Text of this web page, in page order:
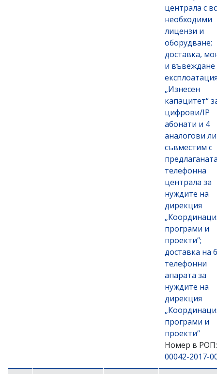
централа с
необходими
лицензи и
оборудване;
доставка,
и въвеждане
„Изнесен
капацитет“
цифрови/IP
абонати и 4
аналогови
съвместим с
телефонна
централа за
нуждите на
дирекция
програми и
проекти“;
доставка на
телефонни
апарата за
нуждите на
дирекция
програми и
проекти“
Номер в РОП:
00042-2017-